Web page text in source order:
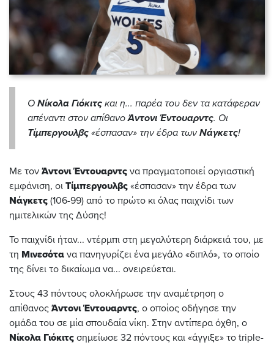
Ο Νίκολα Γιόκιτς και η... παρέα του δεν τα κατάφεραν
απέναντι στον απίθανοΆντονι Έντουαρντς. Οι
Τίμπεργουλβς «έσπασαν» την έδρα τωνΝάγκετς!
Με τον Άντονι Έντουαρντς να πραγματοποιεί οργιαστική
εμφάνιση, οι Τίμπεργουλβς «έσπασαν» την έδρα των
Νάγκετς (106-99) από το πρώτο κι όλας παιχνίδι των
ημιτελικών της Δύσης!
Το παιχνίδι ήταν... ντέρμπι στη μεγαλύτερη διάρκειά του, με
τη Μινεσότα να πανηγυρίζει ένα μεγάλο «διπλό», το οποίο
της δίνει το δικαίωμα να... ονειρεύεται.
Στους 43 πόντους ολοκλήρωσε την αναμέτρηση ο
απίθανος Άντονι Έντουαρντς, ο οποίος οδήγησε την
ομάδα του σε μία σπουδαία νίκη. Στην αντίπερα όχθη, ο
Νίκολα Γιόκιτς σημείωσε 32 πόντους και «άγγιξε» το triple-